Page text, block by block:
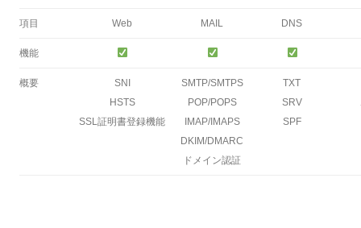
項目 Web MAIL DNS
機能
概要
SNI
HSTS
SSL証明書登録機能
SMTP/SMTPS
POP/POPS
IMAP/IMAPS
DKIM/DMARC
ドメイン認証
TXT
SRV
SPF